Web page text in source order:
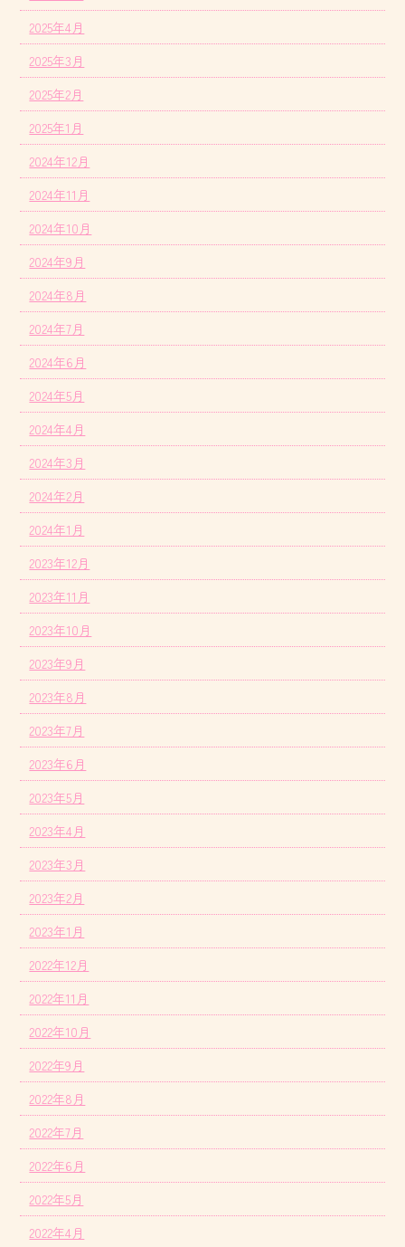
2025年4月
2025年3月
2025年2月
2025年1月
2024年12月
2024年11月
2024年10月
2024年9月
2024年8月
2024年7月
2024年6月
2024年5月
2024年4月
2024年3月
2024年2月
2024年1月
2023年12月
2023年11月
2023年10月
2023年9月
2023年8月
2023年7月
2023年6月
2023年5月
2023年4月
2023年3月
2023年2月
2023年1月
2022年12月
2022年11月
2022年10月
2022年9月
2022年8月
2022年7月
2022年6月
2022年5月
2022年4月